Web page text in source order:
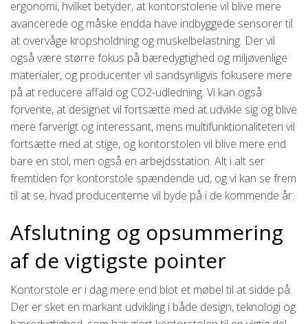
ergonomi, hvilket betyder, at kontorstolene vil blive mere
avancerede og måske endda have indbyggede sensorer til
at overvåge kropsholdning og muskelbelastning. Der vil
også være større fokus på bæredygtighed og miljøvenlige
materialer, og producenter vil sandsynligvis fokusere mere
på at reducere affald og CO2-udledning. Vi kan også
forvente, at designet vil fortsætte med at udvikle sig og blive
mere farverigt og interessant, mens multifunktionaliteten vil
fortsætte med at stige, og kontorstolen vil blive mere end
bare en stol, men også en arbejdsstation. Alt i alt ser
fremtiden for kontorstole spændende ud, og vi kan se frem
til at se, hvad producenterne vil byde på i de kommende år.
Afslutning og opsummering
af de vigtigste pointer
Kontorstole er i dag mere end blot et møbel til at sidde på.
Der er sket en markant udvikling i både design, teknologi og